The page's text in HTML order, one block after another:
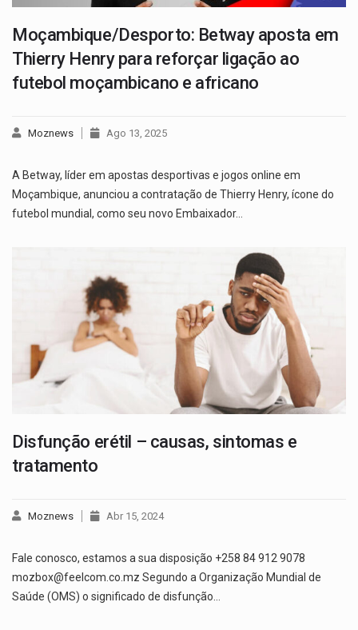
Moçambique/Desporto: Betway aposta em
Thierry Henry para reforçar ligação ao
futebol moçambicano e africano
Moznews Ago 13, 2025
A Betway, líder em apostas desportivas e jogos online em
Moçambique, anunciou a contratação de Thierry Henry, ícone do
futebol mundial, como seu novo Embaixador…
Disfunção erétil – causas, sintomas e
tratamento
Moznews Abr 15, 2024
Fale conosco, estamos a sua disposição +258 84 912 9078
mozbox@feelcom.co.mz Segundo a Organização Mundial de
Saúde (OMS) o significado de disfunção…